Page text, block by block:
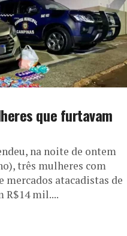
que furtavam
na noite de ontem
três mulheres com
mercados atacadistas de
R$14 mil....